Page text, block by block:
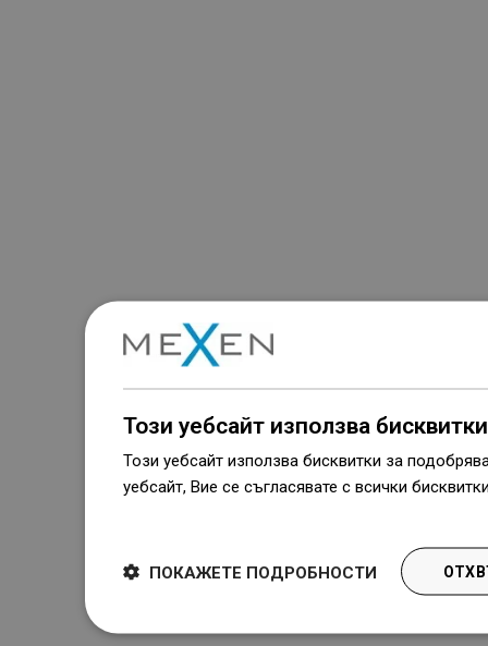
Този уебсайт използва бисквитки
Този уебсайт използва бисквитки за
уебсайт, Вие се съгласявате с всички
ПОКАЖЕТЕ ПОДРОБНОСТИ